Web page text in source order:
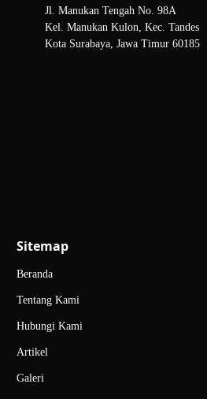
Jl. Manukan Tengah No. 98A
Kel. Manukan Kulon, Kec. Tandes
Kota Surabaya, Jawa Timur 60185
Sitemap
Beranda
Tentang Kami
Hubungi Kami
Artikel
Galeri